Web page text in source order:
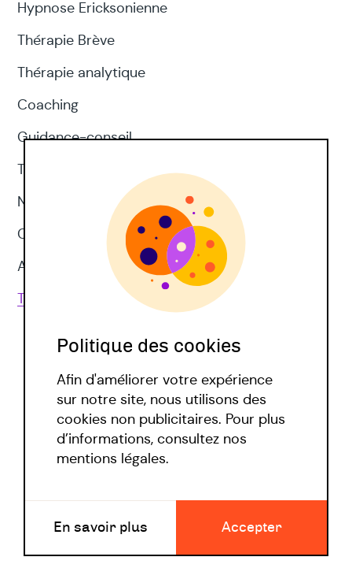
Hypnose Ericksonienne
Thérapie Brève
Thérapie analytique
Coaching
Guidance-conseil
Thérapie d'acceptation et d'engagement
Neuropsychologie
CNV
Approches corporelles
Toutes les techniques
Politique covid
Politique des cookies
Afin d'améliorer votre expérience
sur notre site, nous utilisons des
cookies non publicitaires. Pour plus
d’informations, consultez nos
mentions légales.
En savoir plus Accepter